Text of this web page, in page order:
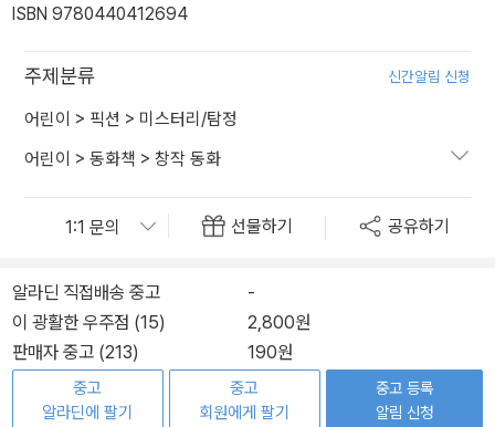
ISBN 9780440412694
주제분류 신간알림 신청
어린이 > 픽션 > 미스터리/탐정
어린이 > 동화책 > 창작 동화
선물하기 공유하기
알라딘 직접배송 중고
-
이 광활한 우주점 (15)
2,800원
판매자 중고 (213)
190원
중고
알라딘에 팔기
중고
회원에게 팔기
중고 등록
알림 신청